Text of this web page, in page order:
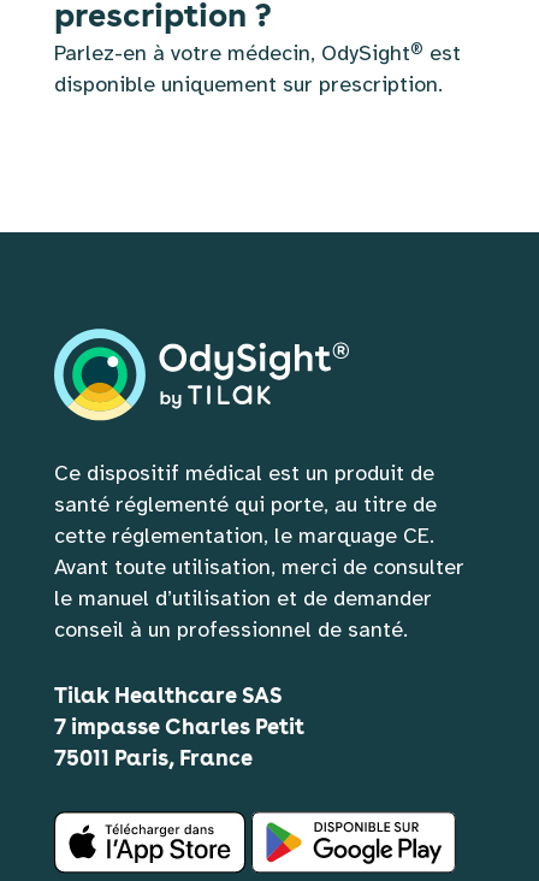
prescription ?
Parlez-en à votre médecin, OdySight® est
disponible uniquement sur prescription.
Ce dispositif médical est un produit de
santé réglementé qui porte, au titre de
cette réglementation, le marquage CE.
Avant toute utilisation, merci de consulter
le manuel d’utilisation et de demander
conseil à un professionnel de santé.
Tilak Healthcare SAS
7 impasse Charles Petit
75011 Paris, France